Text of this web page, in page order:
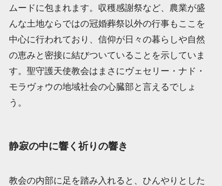
ムードに包まれます。収穫感謝祭など、農業が盛
んな土地ならではの冠婚葬祭以外の行事もここを
中心に行われており、信仰が日々の暮らしや自然
の恵みと密接に結びついていることを示していま
す。聖守護天使教会はまさにヴェセリー・ナド・
モラヴォウの地域社会の心臓部と言えるでしょ
う。
静寂の中に響く祈りの響き
教会の内部に足を踏み入れると、ひんやりとした